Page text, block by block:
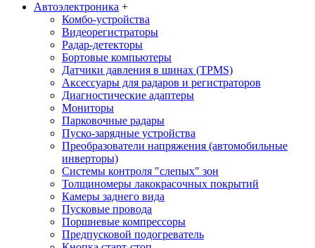
Автоэлектроника +
Комбо-устройства
Видеорегистраторы
Радар-детекторы
Бортовые компьютеры
Датчики давления в шинах (TPMS)
Аксессуары для радаров и регистраторов
Диагностические адаптеры
Мониторы
Парковочные радары
Пуско-зарядные устройства
Преобразователи напряжения (автомобильные
инверторы)
Системы контроля "слепых" зон
Толщиномеры лакокрасочных покрытий
Камеры заднего вида
Пусковые провода
Поршневые компрессоры
Предпусковой подогреватель